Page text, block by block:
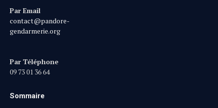
Par Email
contact@pandore-
gendarmerie.org
Par Téléphone
09 73 01 36 64
Sommaire